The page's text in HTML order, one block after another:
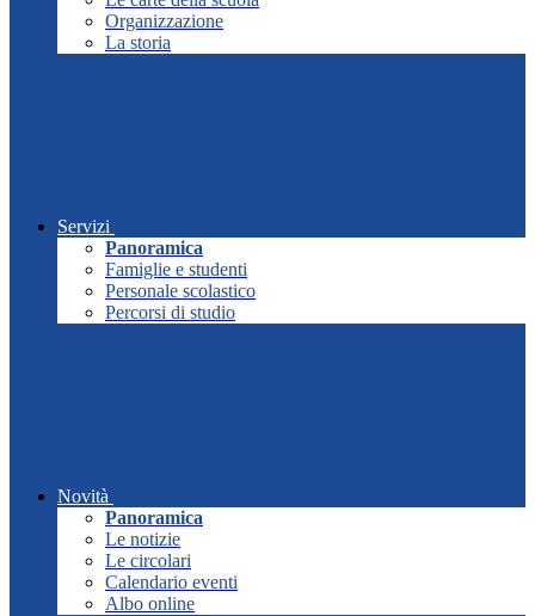
Organizzazione
La storia
Servizi
Panoramica
Famiglie e studenti
Personale scolastico
Percorsi di studio
Novità
Panoramica
Le notizie
Le circolari
Calendario eventi
Albo online